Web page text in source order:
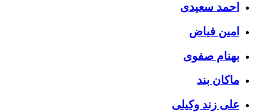
احمد سعیدی
امین فیاض
بهنام صفوی
ماکان بند
علی زند وکیلی